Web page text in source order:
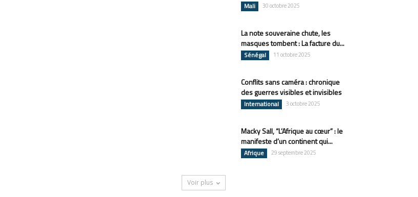
Mali 30 octobre 2025
La note souveraine chute, les
masques tombent : La facture du...
Sénégal 11 octobre 2025
Conflits sans caméra : chronique
des guerres visibles et invisibles
International 3 octobre 2025
Macky Sall, “L’Afrique au cœur” : le
manifeste d’un continent qui...
Afrique 29 septembre 2025
Voir plus